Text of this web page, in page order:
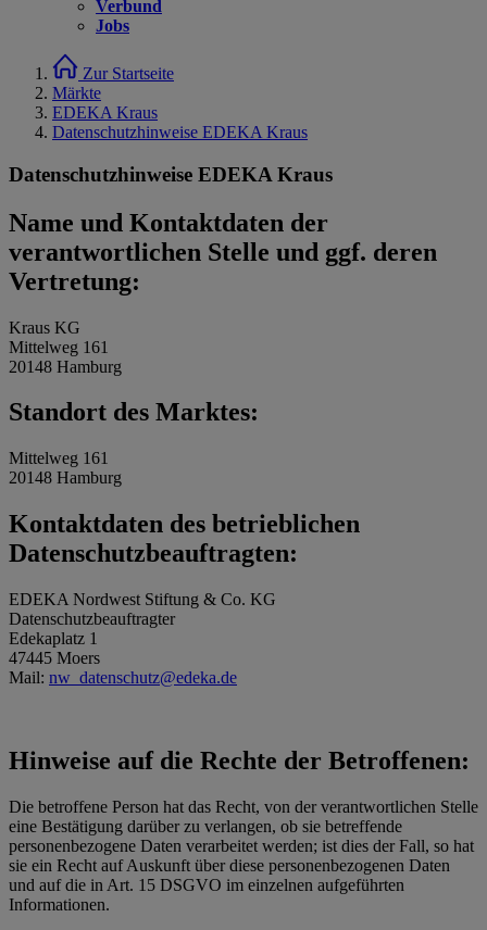
Verbund
Jobs
Zur Startseite
Märkte
EDEKA Kraus
Datenschutzhinweise EDEKA Kraus
Datenschutzhinweise EDEKA Kraus
Name und Kontaktdaten der
verantwortlichen Stelle und ggf. deren
Vertretung:
Kraus KG
Mittelweg 161
20148 Hamburg
Standort des Marktes:
Mittelweg 161
20148 Hamburg
Kontaktdaten des betrieblichen
Datenschutzbeauftragten:
EDEKA Nordwest Stiftung & Co. KG
Datenschutzbeauftragter
Edekaplatz 1
47445 Moers
Mail: nw_datenschutz@edeka.de
Hinweise auf die Rechte der Betroffenen:
Die betroffene Person hat das Recht, von der verantwortlichen Stelle
eine Bestätigung darüber zu verlangen, ob sie betreffende
personenbezogene Daten verarbeitet werden; ist dies der Fall, so hat
sie ein Recht auf Auskunft über diese personenbezogenen Daten
und auf die in Art. 15 DSGVO im einzelnen aufgeführten
Informationen.